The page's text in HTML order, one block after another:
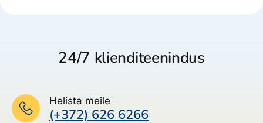
24/7 klienditeenindus
Helista meile
(+372) 626 6266